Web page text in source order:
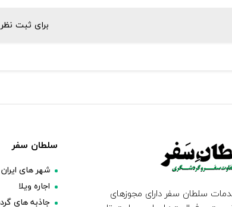
برای ثبت
سلطان سفر دارای مجوزهای
سلطان سفر
شهر های ایران
اجاره ویلا
جاذبه های